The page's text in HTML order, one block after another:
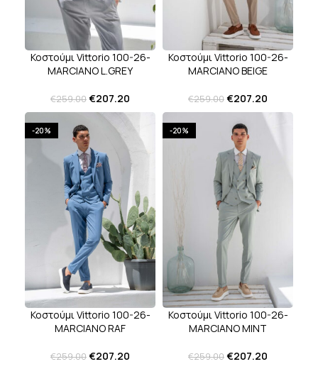
Κοστούμι Vittorio 100-26-
MARCIANO L.GREY
€259.00€207.20
Κοστούμι Vittorio 100-26-
MARCIANO BEIGE
€259.00€207.20
-20%
Κοστούμι Vittorio 100-26-
MARCIANO RAF
€259.00€207.20
-20%
Κοστούμι Vittorio 100-26-
MARCIANO MINT
€259.00€207.20